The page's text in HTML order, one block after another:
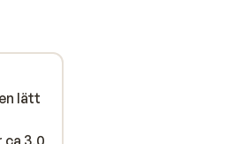
lätt
ca 3,0